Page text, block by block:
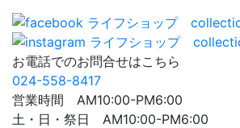
お電話でのお問合せはこちら
024-558-8417
営業時間 AM10:00-PM6:00
土・日・祭日 AM10:00-PM6:00